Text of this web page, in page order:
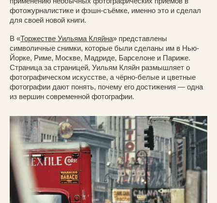
фотожурналистике и фэшн-съёмке, именно это и сделал
для своей новой книги.
В «Торжестве Уильяма Кляйна» представлены
символичные снимки, которые были сделаны им в Нью-
Йорке, Риме, Москве, Мадриде, Барселоне и Париже.
Страница за страницей, Уильям Кляйн размышляет о
фотографическом искусстве, а чёрно-белые и цветные
фотографии дают понять, почему его достижения — одна
из вершин современной фотографии.